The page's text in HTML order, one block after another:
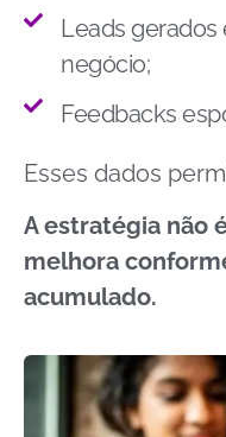
Leads
negócio;
Feedbacks
Esses dados
A estratégia não
melhora
acumulado.